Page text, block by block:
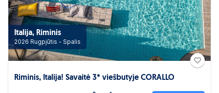
Italija, Riminis
2026 Rugpjūtis - Spalis
Riminis, Italija! Savaitė 3* viešbutyje CORALLO